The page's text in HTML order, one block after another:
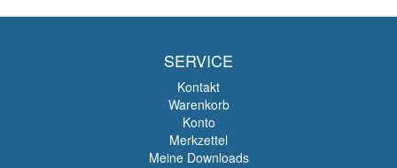
SERVICE
Kontakt
Warenkorb
Konto
Merkzettel
Meine Downloads